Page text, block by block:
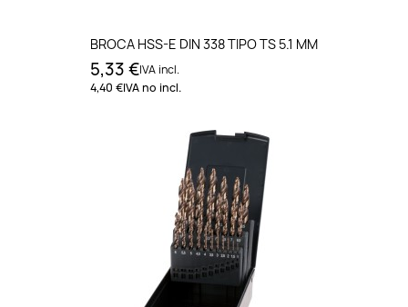
BROCA HSS-E DIN 338 TIPO TS 5.1 MM
5,33 €IVA incl.
4,40 €IVA no incl.